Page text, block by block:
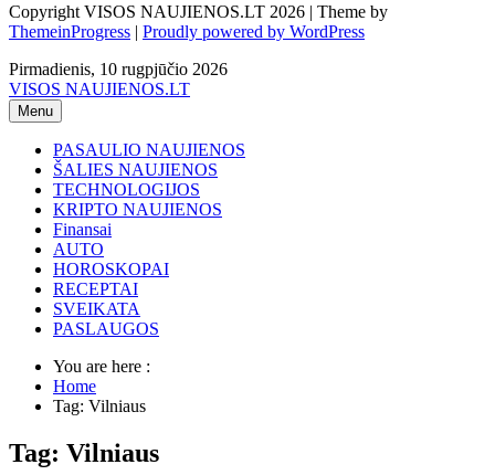
Copyright VISOS NAUJIENOS.LT 2026 | Theme by
ThemeinProgress | Proudly powered by WordPress
Pirmadienis, 10 rugpjūčio 2026
VISOS NAUJIENOS.LT
Menu
PASAULIO NAUJIENOS
ŠALIES NAUJIENOS
TECHNOLOGIJOS
KRIPTO NAUJIENOS
Finansai
AUTO
HOROSKOPAI
RECEPTAI
SVEIKATA
PASLAUGOS
You are here :
Home
Tag: Vilniaus
Tag: Vilniaus